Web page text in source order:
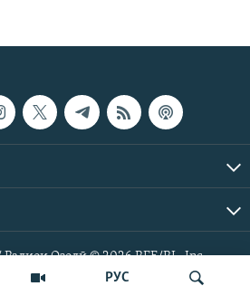
РУС
Озодӣ © 2026 RFE/RL. Inc.